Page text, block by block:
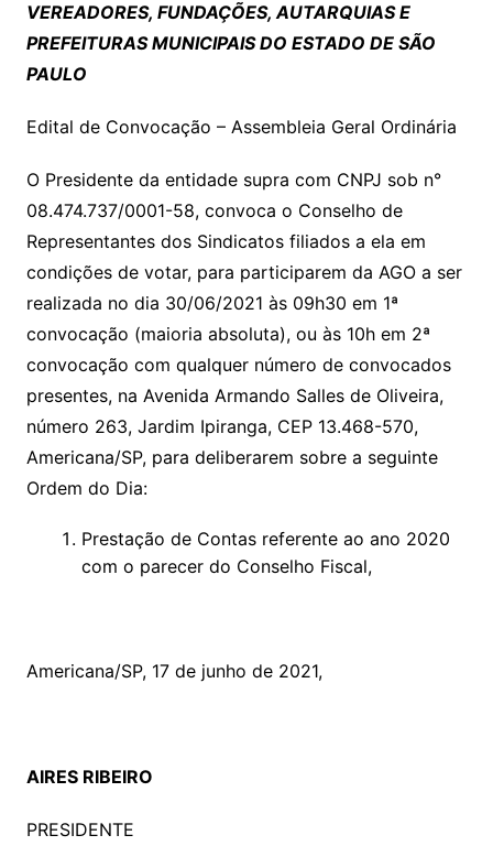
VEREADORES, FUNDAÇÕES, AUTARQUIAS E
PREFEITURAS MUNICIPAIS DO ESTADO DE SÃO
PAULO
Edital de Convocação – Assembleia Geral Ordinária
O Presidente da entidade supra com CNPJ sob n°
08.474.737/0001-58, convoca o Conselho de
Representantes dos Sindicatos filiados a ela em
condições de votar, para participarem da AGO a ser
realizada no dia 30/06/2021 às 09h30 em 1ª
convocação (maioria absoluta), ou às 10h em 2ª
convocação com qualquer número de convocados
presentes, na Avenida Armando Salles de Oliveira,
número 263, Jardim Ipiranga, CEP 13.468-570,
Americana/SP, para deliberarem sobre a seguinte
Ordem do Dia:
Prestação de Contas referente ao ano 2020
com o parecer do Conselho Fiscal,
Americana/SP, 17 de junho de 2021,
AIRES RIBEIRO
PRESIDENTE